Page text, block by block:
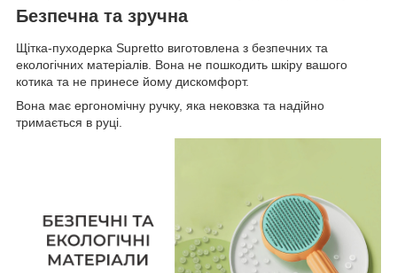
Безпечна та зручна
Щітка-пуходерка Supretto виготовлена з безпечних та
екологічних матеріалів. Вона не пошкодить шкіру вашого
котика та не принесе йому дискомфорт.
Вона має ергономічну ручку, яка нековзка та надійно
тримається в руці.